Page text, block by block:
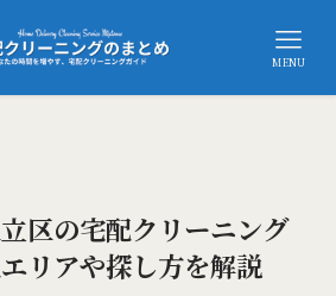
MENU
区の宅配クリーニング
リアや探し方を解説